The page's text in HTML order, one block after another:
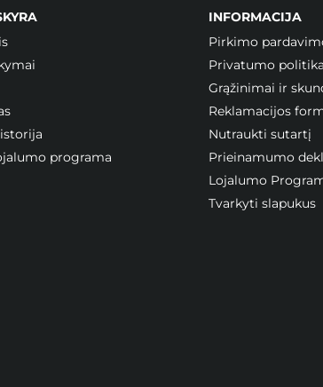
programa
INFORMACIJA
Pirkimo
Privatumo politika
Grąžinimai ir
Reklamacijos
Nutraukti sutartį
Prieinamumo
Lojalumo
Tvarkyti slapukus